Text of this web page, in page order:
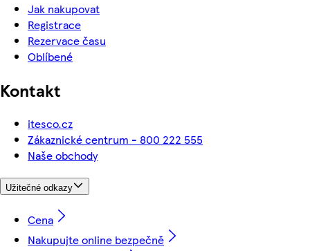
Jak nakupovat
Registrace
Rezervace času
Oblíbené
Kontakt
itesco.cz
Zákaznické centrum - 800 222 555
Naše obchody
Užitečné odkazy
Cena
Nakupujte online bezpečně